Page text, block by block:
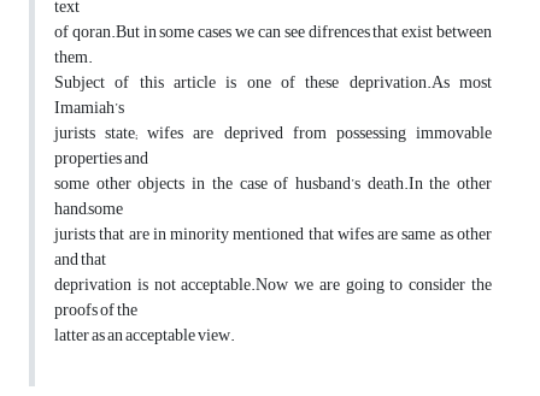
text
of qoran.But in some cases we can see difrences that exist between
them.
Subject of this article is one of these deprivation.As most
Imamiah’s
jurists state; wifes are deprived from possessing immovable
properties and
some other objects in the case of husband’s death.In the other
hand,some
jurists that are in minority mentioned that wifes are same as other
and that
deprivation is not acceptable.Now we are going to consider the
proofs of the
latter as an acceptable view.